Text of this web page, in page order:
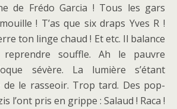
de Frédo Garcia ! Tous les gars
! T’as que six draps Yves R !
ton linge chaud ! Et etc. Il balance
souffle. Ah le pauvre
sévère. La lumière s’étant
de le rasseoir. Trop tard. Des pop-
l’ont pris en grippe : Salaud ! Raca !